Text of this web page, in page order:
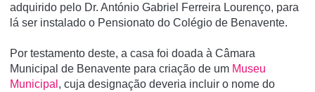
adquirido pelo Dr. António Gabriel Ferreira Lourenço, para
lá ser instalado o Pensionato do Colégio de Benavente.
Por testamento deste, a casa foi doada à Câmara
Municipal de Benavente para criação de um Museu
Municipal , cuja designação deveria incluir o nome do